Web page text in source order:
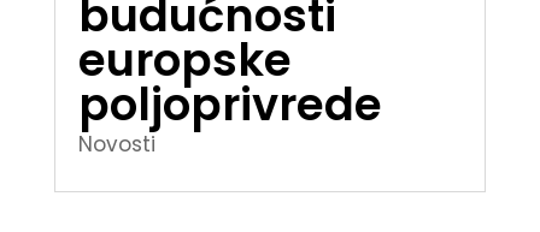
budućnosti
europske
poljoprivrede
Novosti